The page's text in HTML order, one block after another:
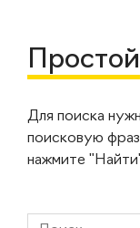
Простой
Для поиска
поисковую
нажмите